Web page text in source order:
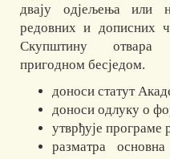
двају одјељења или
редовних и дописних
Скупштину отвара
пригодном бесједом.
доноси статут
доноси одлуку о
утврђује програме
разматра